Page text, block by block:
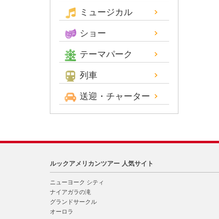
ミュージカル
ショー
テーマパーク
列車
送迎・チャーター
ルックアメリカンツアー 人気サイト
ニューヨーク シティ
ナイアガラの滝
グランドサークル
オーロラ